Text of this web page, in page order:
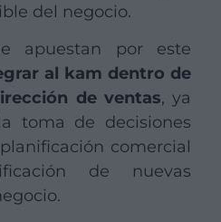
del negocio.
apuestan por este
al kam dentro de
de ventas, ya
toma de decisiones
comercial
de nuevas